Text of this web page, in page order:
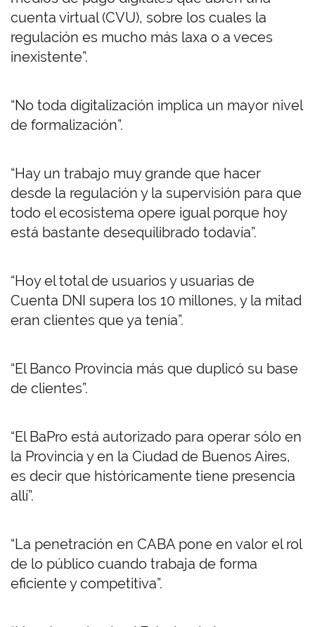
cuenta virtual (CVU), sobre los cuales la
regulación es mucho más laxa o a veces
inexistente”.
“No toda digitalización implica un mayor nivel
de formalización”.
“Hay un trabajo muy grande que hacer
desde la regulación y la supervisión para que
todo el ecosistema opere igual porque hoy
está bastante desequilibrado todavía”.
“Hoy el total de usuarios y usuarias de
Cuenta DNI supera los 10 millones, y la mitad
eran clientes que ya tenía”.
“El Banco Provincia más que duplicó su base
de clientes”.
“El BaPro está autorizado para operar sólo en
la Provincia y en la Ciudad de Buenos Aires,
es decir que históricamente tiene presencia
allí”.
“La penetración en CABA pone en valor el rol
de lo público cuando trabaja de forma
eficiente y competitiva”.